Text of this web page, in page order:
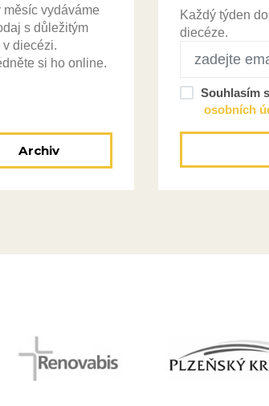
měsíc vydáváme
s důležitým
v diecézi.
si ho online.
Archiv
Každý týden
diecéze.
Souhlasím s
osobních